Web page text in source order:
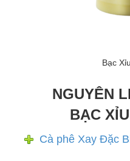
Bạc
NGUYÊN
BẠC
Cà phê Xay Đặc